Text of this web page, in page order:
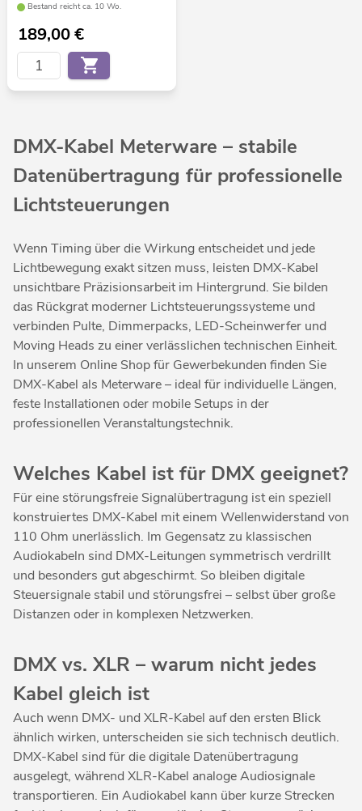
Bestand reicht ca. 10 Wo.
189,00€
DMX-Kabel Meterware – stabile
Datenübertragung für professionelle
Lichtsteuerungen
Wenn Timing über die Wirkung entscheidet und jede
Lichtbewegung exakt sitzen muss, leisten DMX-Kabel
unsichtbare Präzisionsarbeit im Hintergrund. Sie bilden
das Rückgrat moderner Lichtsteuerungssysteme und
verbinden Pulte, Dimmerpacks, LED-Scheinwerfer und
Moving Heads zu einer verlässlichen technischen Einheit.
In unserem Online Shop für Gewerbekunden finden Sie
DMX-Kabel als Meterware – ideal für individuelle Längen,
feste Installationen oder mobile Setups in der
professionellen Veranstaltungstechnik.
Welches Kabel ist für DMX geeignet?
Für eine störungsfreie Signalübertragung ist ein speziell
konstruiertes DMX-Kabel mit einem Wellenwiderstand von
110 Ohm unerlässlich. Im Gegensatz zu klassischen
Audiokabeln sind DMX-Leitungen symmetrisch verdrillt
und besonders gut abgeschirmt. So bleiben digitale
Steuersignale stabil und störungsfrei – selbst über große
Distanzen oder in komplexen Netzwerken.
DMX vs. XLR – warum nicht jedes
Kabel gleich ist
Auch wenn DMX- und XLR-Kabel auf den ersten Blick
ähnlich wirken, unterscheiden sie sich technisch deutlich.
DMX-Kabel sind für die digitale Datenübertragung
ausgelegt, während XLR-Kabel analoge Audiosignale
transportieren. Ein Audiokabel kann über kurze Strecken